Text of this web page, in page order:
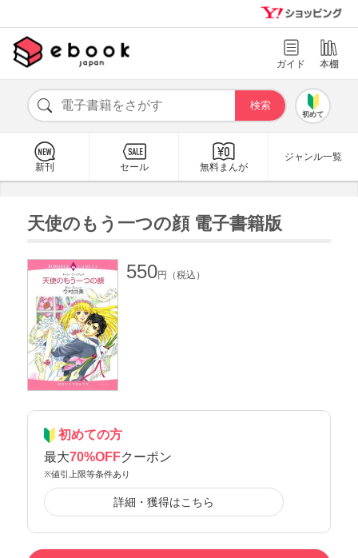
ガイド 本棚
初めて
新刊 セール 無料まんが
ジャンル一覧
天使のもう一つの顔 電子書籍版
550円（税込）
初めての方
最大70%OFFクーポン
※値引上限等条件あり
詳細・獲得はこちら